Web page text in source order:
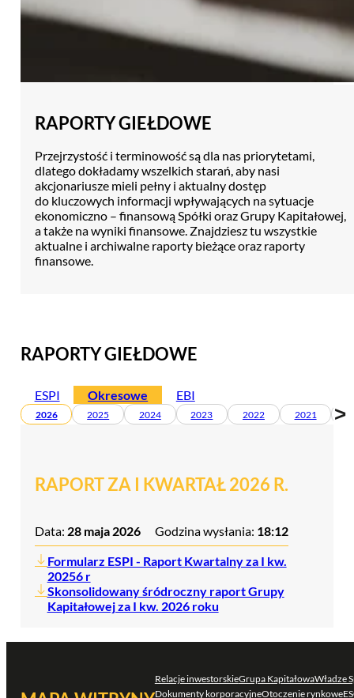
RAPORTY GIEŁDOWE
Przejrzystość i terminowość są dla nas priorytetami,
dlatego dokładamy wszelkich starań, aby nasi
akcjonariusze mieli pełny i aktualny dostęp
do kluczowych informacji wpływających na sytuacje
ekonomiczno – finansową Spółki oraz Grupy Kapitałowej,
a także na wyniki finansowe. Znajdziesz tu wszystkie
aktualne i archiwalne raporty bieżące oraz raporty
finansowe.
RAPORTY GIEŁDOWE
ESPI Okresowe EBI
2026 2025 2024 2023 2022 2021 >
RAPORT ZA I KWARTAŁ 2026 R.
Data: 28 maja 2026 Godzina wysłania: 18:12
Formularz ESPI - Raport Kwartalny za I kw.
20256 r
Skonsolidowany śródroczny raport Grupy
Kapitałowej za I kw. 2026 roku
Relacje inwestorskieGrupa KapitałowaWładze
Dokumenty korporacyjneOtoczenie rynkowe